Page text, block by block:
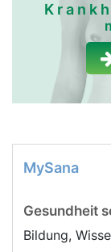
MySana
Gesundheit
Bildung,